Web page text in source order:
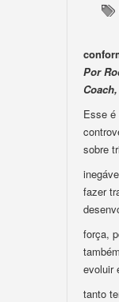
Por
Esse é
sobre
fazer
força,
evoluir
tanto